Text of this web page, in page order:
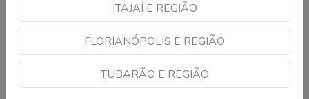
ITAJAÍ E REGIÃO
FLORIANÓPOLIS E REGIÃO
TUBARÃO E REGIÃO
NOTÍCIAS RECENTES
Temporais e mar agitado
devem marcar sexta-
feira em Santa Catarina